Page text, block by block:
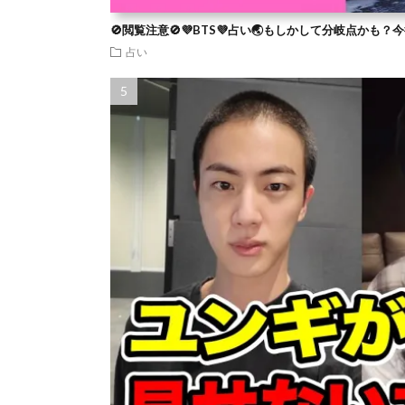
🚫閲覧注意🚫💜BTS💜占い🌏もしかして分岐点かも？
占い